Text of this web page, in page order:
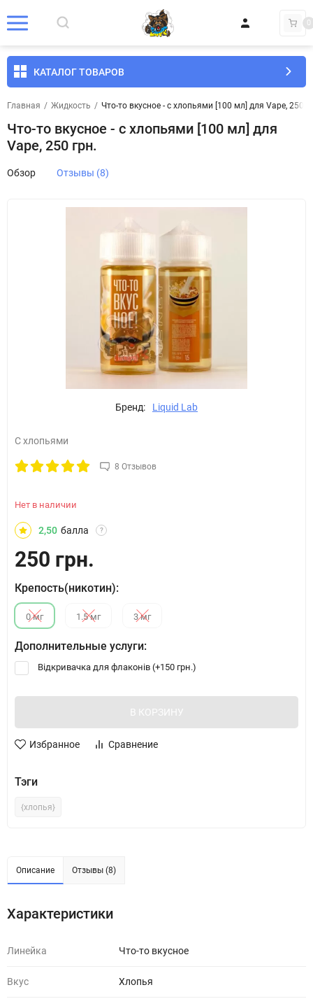
0
КАТАЛОГ ТОВАРОВ
Главная / Жидкость / Что-то вкусное - с хлопьями [100 мл] для Vape, 250
Что-то вкусное - с хлопьями [100 мл] для
Vape, 250 грн.
Обзор Отзывы (8)
Бренд: Liquid Lab
С хлопьями
8 Отзывов
Нет в наличии
2,50 балла ?
250 грн.
Крепость(никотин):
0 мг 1.5 мг 3 мг
Дополнительные услуги:
Відкривачка для флаконів (+150 грн.)
В КОРЗИНУ
Избранное Сравнение
Тэги
{хлопья}
Описание Отзывы (8)
Характеристики
Линейка Что-то вкусное
Вкус Хлопья